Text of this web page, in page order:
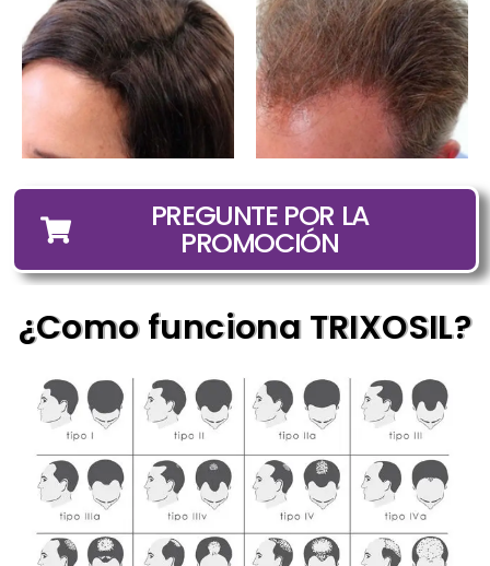
PREGUNTE POR LA
PROMOCIÓN
¿Como funciona TRIXOSIL?